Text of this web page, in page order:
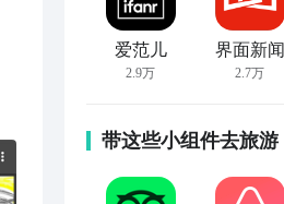
爱范儿
2.9万
界面新闻
2.7万
带这些小组件去旅游